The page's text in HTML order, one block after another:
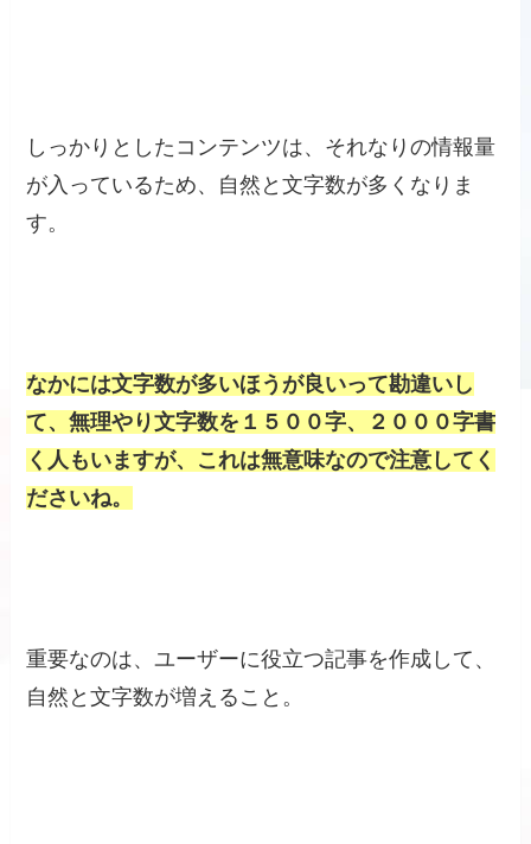
しっかりとしたコンテンツは、それなりの情報量
が入っているため、自然と文字数が多くなりま
す。
なかには文字数が多いほうが良いって勘違いし
て、無理やり文字数を１５００字、２０００字書
く人もいますが、これは無意味なので注意してく
ださいね。
重要なのは、ユーザーに役立つ記事を作成して、
自然と文字数が増えること。